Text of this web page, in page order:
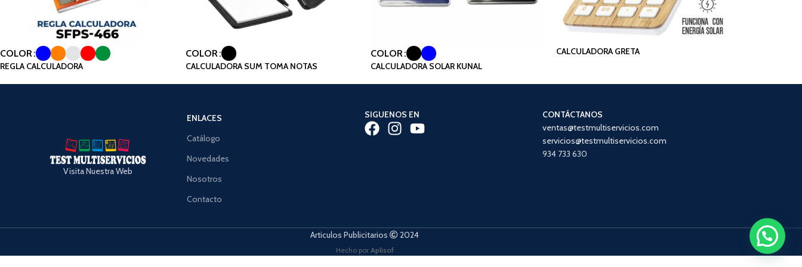
COLOR
REGLA CALCULADORA
COLOR
CALCULADORA SUM TOMA NOTAS
COLOR
CALCULADORA SOLAR KUNAL
CALCULADORA GRETA
Visita Nuestra Web
ENLACES
Catálogo
Novedades
Nosotros
Contacto
SIGUENOS EN
CONTÁCTANOS
ventas@testmultiservicios.com
servicios@testmultiservicios.com
934 733 630
Articulos Publicitarios 2024
Hecho por Aplisof